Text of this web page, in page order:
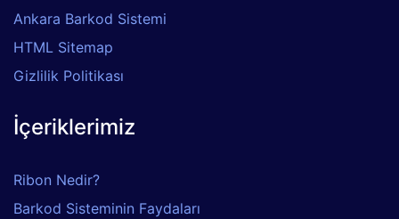
Ankara Barkod Sistemi
HTML Sitemap
Gizlilik Politikası
İçeriklerimiz
Ribon Nedir?
Barkod Sisteminin Faydaları